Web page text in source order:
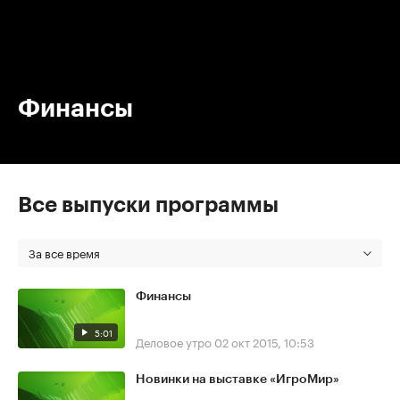
Финансы
Все выпуски программы
За все время
5:01
Финансы
Деловое утро 02 окт 2015, 10:53
Новинки на выставке «ИгроМир»